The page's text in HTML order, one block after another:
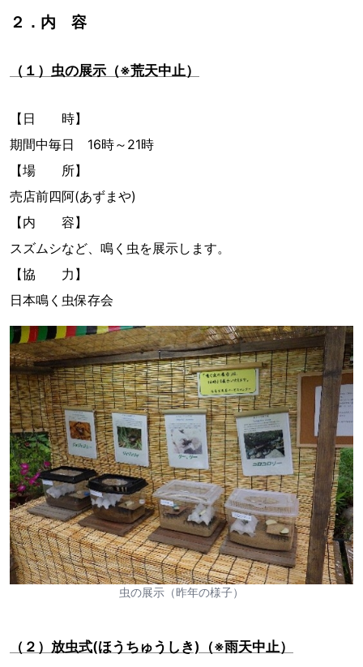
２．内 容
（１）虫の展示（※荒天中止）
【日 時】
期間中毎日 16時～21時
【場 所】
売店前四阿(あずまや)
【内 容】
スズムシなど、鳴く虫を展示します。
【協 力】
日本鳴く虫保存会
虫の展示（昨年の様子）
（２）放虫式(ほうちゅうしき)（※雨天中止）